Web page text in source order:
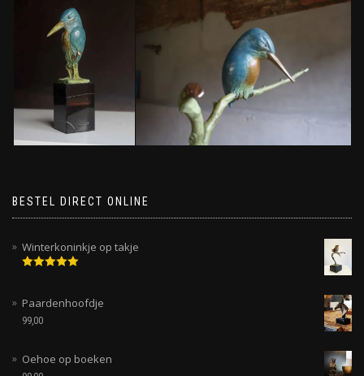
BESTEL DIRECT ONLINE
Winterkoninkje op takje
Paardenhoofdje
99,00
Oehoe op boeken